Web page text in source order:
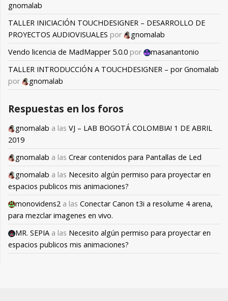
gnomalab
TALLER INICIACIÓN TOUCHDESIGNER – DESARROLLO DE
PROYECTOS AUDIOVISUALES por
gnomalab
Vendo licencia de MadMapper 5.0.0 por
masanantonio
TALLER INTRODUCCIÓN A TOUCHDESIGNER – por Gnomalab
por
gnomalab
Respuestas en los foros
gnomalab a las VJ – LAB BOGOTÁ COLOMBIA! 1 DE ABRIL
2019
gnomalab a las Crear contenidos para Pantallas de Led
gnomalab a las Necesito algún permiso para proyectar en
espacios publicos mis animaciones?
monovidens2 a las Conectar Canon t3i a resolume 4 arena,
para mezclar imagenes en vivo.
MR. SEPIA a las Necesito algún permiso para proyectar en
espacios publicos mis animaciones?